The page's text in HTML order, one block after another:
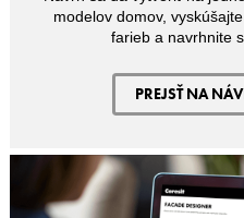
modelov domov,
farieb a navrhnite
PREJSŤ NA